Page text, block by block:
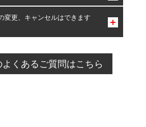
ご予約は可能です。
スの組み合わせに限り、同時にご予約が
います。
変更、キャンセルはできます
3営業日前を過ぎている場合のご予約
きましては、直接ご予約の店舗まで
よくあるご質問はこちら